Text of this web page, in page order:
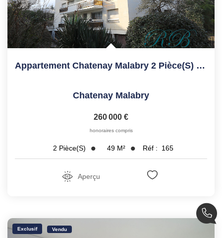
Appartement Chatenay Malabry 2 Pièce(s) 49.09 M2
Chatenay Malabry
260 000 €
honoraires compris
2 Pièce(s) 49 M² Réf : 165
Aperçu
Exclusif Vendu